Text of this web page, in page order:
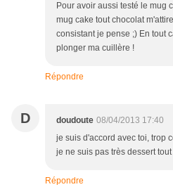
Pour avoir aussi testé le mug
mug cake tout chocolat
consistant je pense ;) En tout
plonger ma cuillère !
Répondre
D doudoute 08/04/2013 17:40
je suis d'accord avec toi, trop
je ne suis pas très dessert
Répondre